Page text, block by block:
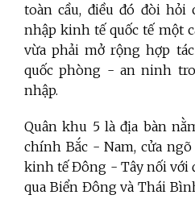
toàn cầu, điều đó đòi hỏi
nhập kinh tế quốc tế một
vừa phải mở rộng hợp
quốc phòng - an ninh
nhập.
Quân khu 5 là địa bàn
chính Bắc - Nam, cửa
kinh tế Đông - Tây nối với
qua Biển Đông và Thái